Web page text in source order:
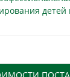
детей